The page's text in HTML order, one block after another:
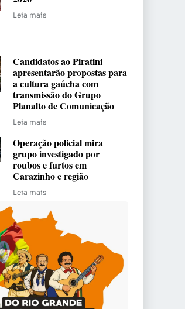
Leia mais
Candidatos ao Piratini
apresentarão propostas para
a cultura gaúcha com
transmissão do Grupo
Planalto de Comunicação
Leia mais
Operação policial mira
grupo investigado por
roubos e furtos em
Carazinho e região
Leia mais